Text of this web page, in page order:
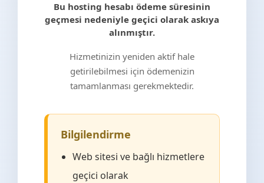
Bu hosting hesabı ödeme süresinin
geçmesi nedeniyle geçici olarak askıya
alınmıştır.
Hizmetinizin yeniden aktif hale
getirilebilmesi için ödemenizin
tamamlanması gerekmektedir.
Bilgilendirme
Web sitesi ve bağlı hizmetlere
geçici olarak